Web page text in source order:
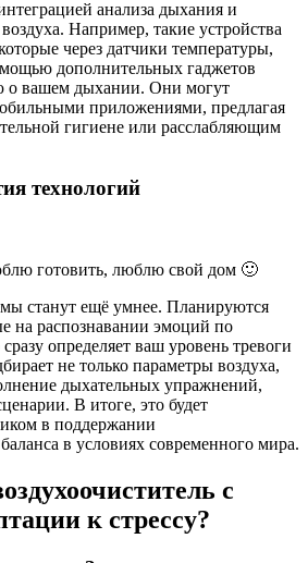
анализа дыхания и
Например, такие устройства
через датчики температуры,
дополнительных гаджетов
о вашем дыхании. Они могут
приложениями, предлагая
гигиене или расслабляющим
технологий
готовить, люблю свой дом 🙂
станут ещё умнее. Планируются
на распознавании эмоций по
определяет ваш уровень тревоги
не только параметры воздуха,
дыхательных упражнений,
В итоге, это будет
в поддержании
в условиях современного мира.
с
к стрессу?